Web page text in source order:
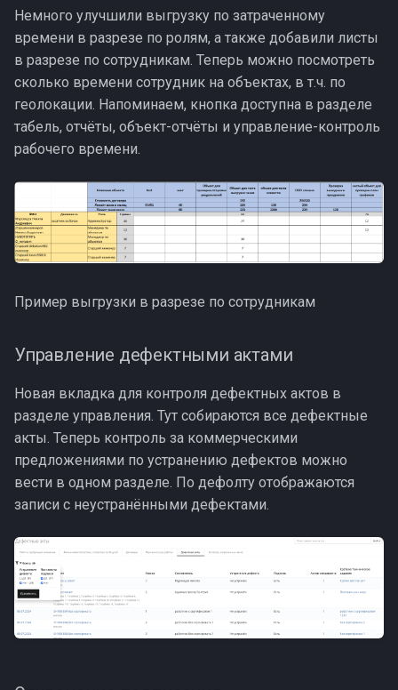
и
я
п
о
а
Клиент
Заблокированный
Немного улучшили выгрузку по затраченному
времени в разрезе по ролям, а также добавили листы
в разрезе по сотрудникам. Теперь можно посмотреть
сколько времени сотрудник на объектах, в т.ч. по
геолокации. Напоминаем, кнопка доступна в разделе
табель, отчёты, объект-отчёты и управление-контроль
рабочего времени.
Пример выгрузки в разрезе по сотрудникам
Управление дефектными актами
Новая вкладка для контроля дефектных актов в
разделе управления. Тут собираются все дефектные
акты. Теперь контроль за коммерческими
предложениями по устранению дефектов можно
вести в одном разделе. По дефолту отображаются
записи с неустранёнными дефектами.